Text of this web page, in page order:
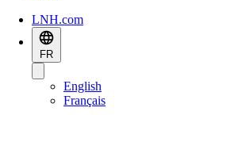
LNH.com
FR
English
Français